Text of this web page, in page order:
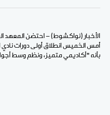
الفيسبوكPinterest
لينكد
الأخبار (نواكشوط) - احتضن المعهد
أمس الخميس انطلاق أولى دورات
بأنه "أكاديمي متميز، ونظم وسط